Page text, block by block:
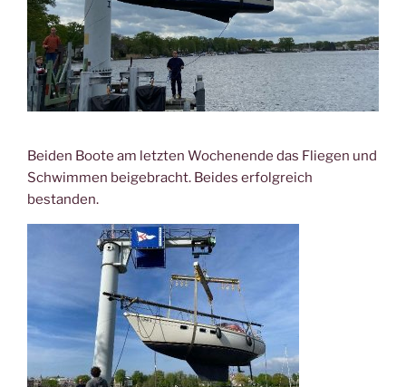
Beiden Boote am letzten Wochenende das Fliegen und
Schwimmen beigebracht. Beides erfolgreich
bestanden.